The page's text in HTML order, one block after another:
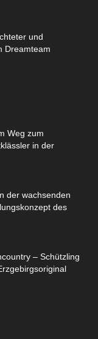
und
Dreamteam
Weg zum
in der
der wachsenden
des
– Schützling